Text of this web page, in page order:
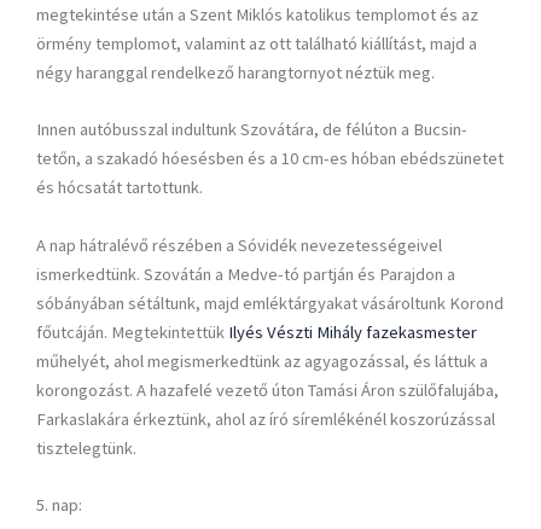
megtekintése után a Szent Miklós katolikus templomot és az
örmény templomot, valamint az ott található kiállítást, majd a
négy haranggal rendelkező harangtornyot néztük meg.
Innen autóbusszal indultunk Szovátára, de félúton a Bucsin-
tetőn, a szakadó hóesésben és a 10 cm-es hóban ebédszünetet
és hócsatát tartottunk.
A nap hátralévő részében a Sóvidék nevezetességeivel
ismerkedtünk. Szovátán a Medve-tó partján és Parajdon a
sóbányában sétáltunk, majd emléktárgyakat vásároltunk Korond
főutcáján. Megtekintettük Ilyés Vészti Mihály fazekasmester
műhelyét, ahol megismerkedtünk az agyagozással, és láttuk a
korongozást. A hazafelé vezető úton Tamási Áron szülőfalujába,
Farkaslakára érkeztünk, ahol az író síremlékénél koszorúzással
tisztelegtünk.
5. nap: